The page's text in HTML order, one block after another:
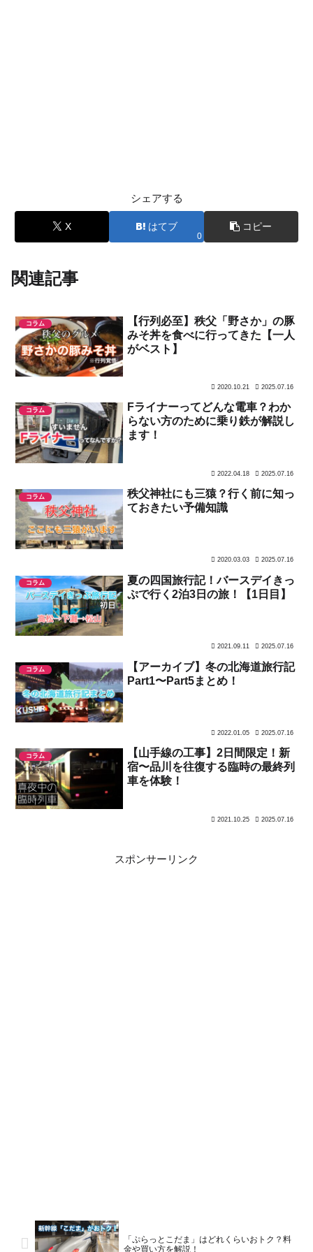
シェアする
X はてブ
0
コピー
関連記事
コラム
【行列必至】秩父「野さか」の豚
みそ丼を食べに行ってきた【一人
がベスト】
2020.10.21 2025.07.16
コラム
Fライナーってどんな電車？わか
らない方のために乗り鉄が解説し
ます！
2022.04.18 2025.07.16
コラム
秩父神社にも三猿？行く前に知っ
ておきたい予備知識
2020.03.03 2025.07.16
コラム
夏の四国旅行記！バースデイきっ
ぷで行く2泊3日の旅！【1日目】
2021.09.11 2025.07.16
コラム
【アーカイブ】冬の北海道旅行記
Part1〜Part5まとめ！
2022.01.05 2025.07.16
コラム
【山手線の工事】2日間限定！新
宿〜品川を往復する臨時の最終列
車を体験！
2021.10.25 2025.07.16
スポンサーリンク
「ぷらっとこだま」はどれくらいおトク？料
金や買い方を解説！